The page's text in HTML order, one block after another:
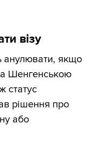
візу
анулювати, якщо
Шенгенською
статус
рішення про
або